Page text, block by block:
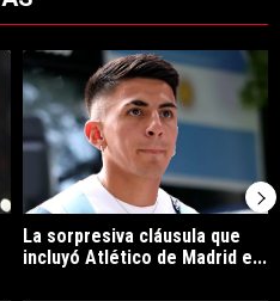
"River y Vasco da Gama
Un artículo de tendencia con el
La sorpresiva cláusula que
incluyó Atlético de Madrid e...